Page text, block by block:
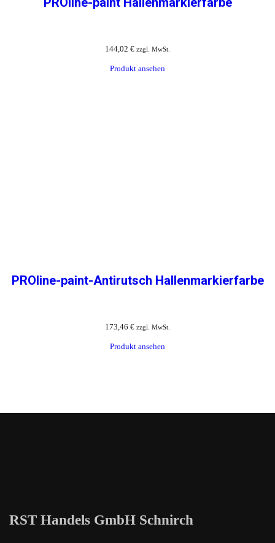
144,02 € zzgl. MwSt.
Produkt ansehen
PROline-paint-Antirutsch Hallenmarkierfarbe
173,46 € zzgl. MwSt.
Produkt ansehen
RST Handels GmbH Schnirch